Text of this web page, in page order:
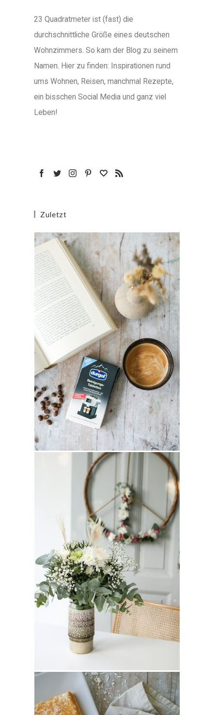
23 Quadratmeter ist (fast) die
durchschnittliche Größe eines deutschen
Wohnzimmers. So kam der Blog zu seinem
Namen. Hier zu finden: Inspirationen rund
ums Wohnen, Reisen, manchmal Rezepte,
ein bisschen Social Media und ganz viel
Leben!
Zuletzt